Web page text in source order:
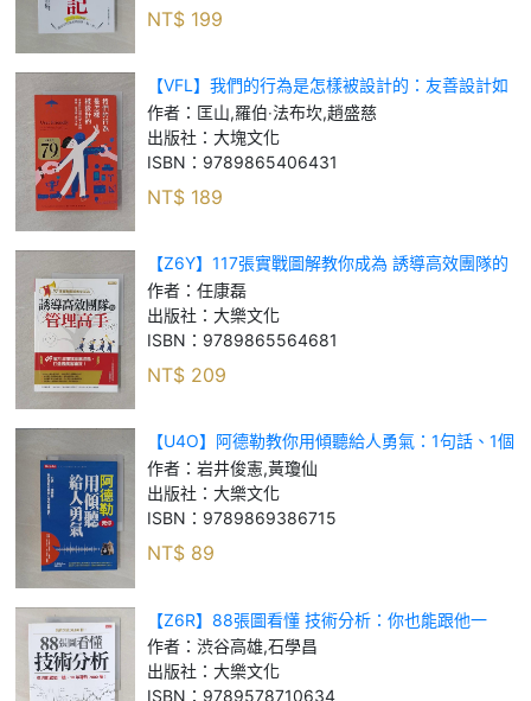
NT$ 199
【VFL】我們的行為是怎樣被設計的：友善設計如
何改變人類的娛樂、生活與工作方式_匡山, 羅伯‧法
布坎, 趙盛慈
作者： 匡山,羅伯‧法布坎,趙盛慈
出版社： 大塊文化
ISBN： 9789865406431
NT$ 189
【Z6Y】117張實戰圖解教你成為 誘導高效團隊的
管理高手：49個方法釋放部屬潛能，打造最厲害績
效！_任康磊
作者： 任康磊
出版社： 大樂文化
ISBN： 9789865564681
NT$ 209
【U4O】阿德勒教你用傾聽給人勇氣：1句話、1個
眼神，就能讓對方敞開心房的療癒技巧！_岩井俊
憲, 黃瓊仙
作者： 岩井俊憲,黃瓊仙
出版社： 大樂文化
ISBN： 9789869386715
NT$ 89
【Z6R】88張圖看懂 技術分析：你也能跟他一
作者： 渋谷高雄,石學昌
出版社： 大樂文化
ISBN： 9789578710634